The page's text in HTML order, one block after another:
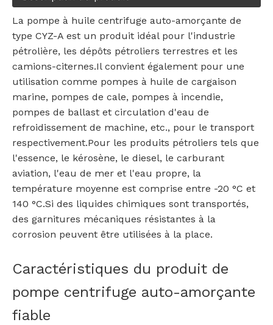
La pompe à huile centrifuge auto-amorçante de
type CYZ-A est un produit idéal pour l'industrie
pétrolière, les dépôts pétroliers terrestres et les
camions-citernes.Il convient également pour une
utilisation comme pompes à huile de cargaison
marine, pompes de cale, pompes à incendie,
pompes de ballast et circulation d'eau de
refroidissement de machine, etc., pour le transport
respectivement.Pour les produits pétroliers tels que
l'essence, le kérosène, le diesel, le carburant
aviation, l'eau de mer et l'eau propre, la
température moyenne est comprise entre -20 °C et
140 °C.Si des liquides chimiques sont transportés,
des garnitures mécaniques résistantes à la
corrosion peuvent être utilisées à la place.
Caractéristiques du produit de
pompe centrifuge auto-amorçante
fiable